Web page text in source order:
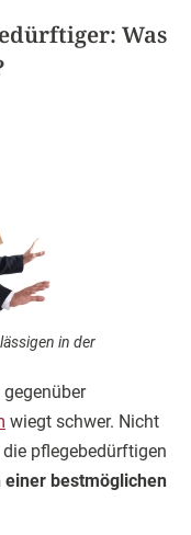
Was
in der
gegenüber
wiegt schwer. Nicht
pflegebedürftigen
einer bestmöglichen